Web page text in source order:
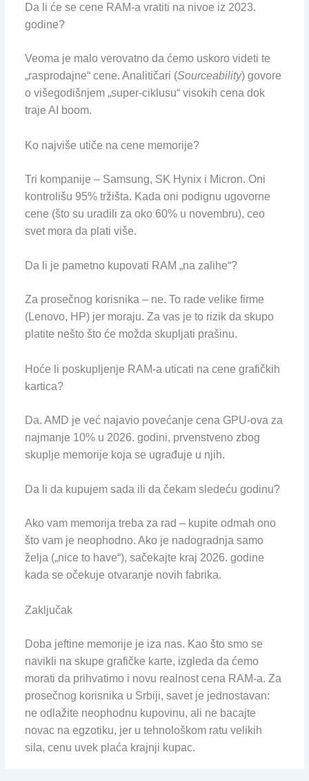
Da li će se cene RAM-a vratiti na nivoe iz 2023.
godine?
Veoma je malo verovatno da ćemo uskoro videti te
„rasprodajne“ cene. Analitičari (Sourceability) govore
o višegodišnjem „super-ciklusu“ visokih cena dok
traje AI boom.
Ko najviše utiče na cene memorije?
Tri kompanije – Samsung, SK Hynix i Micron. Oni
kontrolišu 95% tržišta. Kada oni podignu ugovorne
cene (što su uradili za oko 60% u novembru), ceo
svet mora da plati više.
Da li je pametno kupovati RAM „na zalihe“?
Za prosečnog korisnika – ne. To rade velike firme
(Lenovo, HP) jer moraju. Za vas je to rizik da skupo
platite nešto što će možda skupljati prašinu.
Hoće li poskupljenje RAM-a uticati na cene grafičkih
kartica?
Da. AMD je već najavio povećanje cena GPU-ova za
najmanje 10% u 2026. godini, prvenstveno zbog
skuplje memorije koja se ugrađuje u njih.
Da li da kupujem sada ili da čekam sledeću godinu?
Ako vam memorija treba za rad – kupite odmah ono
što vam je neophodno. Ako je nadogradnja samo
želja („nice to have“), sačekajte kraj 2026. godine
kada se očekuje otvaranje novih fabrika.
Zaključak
Doba jeftine memorije je iza nas. Kao što smo se
navikli na skupe grafičke karte, izgleda da ćemo
morati da prihvatimo i novu realnost cena RAM-a. Za
prosečnog korisnika u Srbiji, savet je jednostavan:
ne odlažite neophodnu kupovinu, ali ne bacajte
novac na egzotiku, jer u tehnološkom ratu velikih
sila, cenu uvek plaća krajnji kupac.